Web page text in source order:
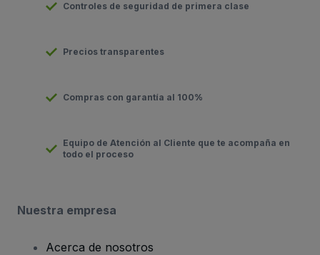
Controles de seguridad de primera clase
Precios transparentes
Compras con garantía al 100%
Equipo de Atención al Cliente que te acompaña en
todo el proceso
Nuestra empresa
Acerca de nosotros